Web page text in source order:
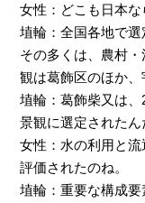
女性：どこも日本な
埴輪：全国各地で選
その多くは、農村
観は葛飾区のほか、
埴輪：葛飾柴又は
景観に選定されたん
女性：水の利用と
評価されたのね。
埴輪：重要な構成